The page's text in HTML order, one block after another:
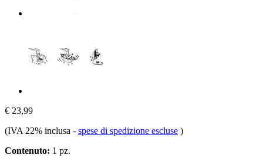
€ 23,99
(IVA 22% inclusa - spese di spedizione escluse )
Contenuto: 1 pz.